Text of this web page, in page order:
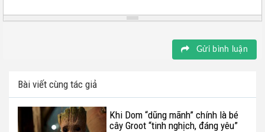
Gửi bình luận
Bài viết cùng tác giả
Khi Dom “dũng mãnh” chính là bé
cây Groot “tinh nghịch, đáng yêu”